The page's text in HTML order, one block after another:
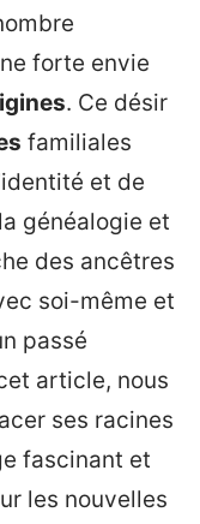
forte envie
. Ce désir
familiales
et de
généalogie et
des ancêtres
soi-même et
passé
article, nous
ses racines
fascinant et
les nouvelles